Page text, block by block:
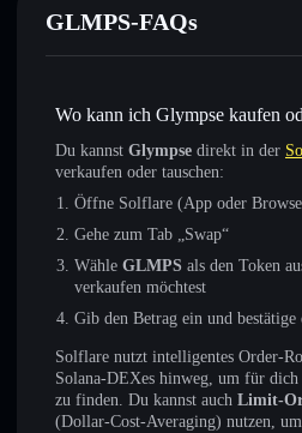
GLMPS-FAQs
Wo kann ich Glympse kaufen
Du kannst Glympse direkt in der
verkaufen oder tauschen:
Öffne Solflare (App oder
Gehe zum Tab „Swap“
Wähle GLMPS als den Token
verkaufen möchtest
Gib den Betrag ein und bestätige
Solflare nutzt intelligentes Order-
Solana-DEXes hinweg, um für
zu finden. Du kannst auch Limit-
(Dollar-Cost-Averaging) nutzen,